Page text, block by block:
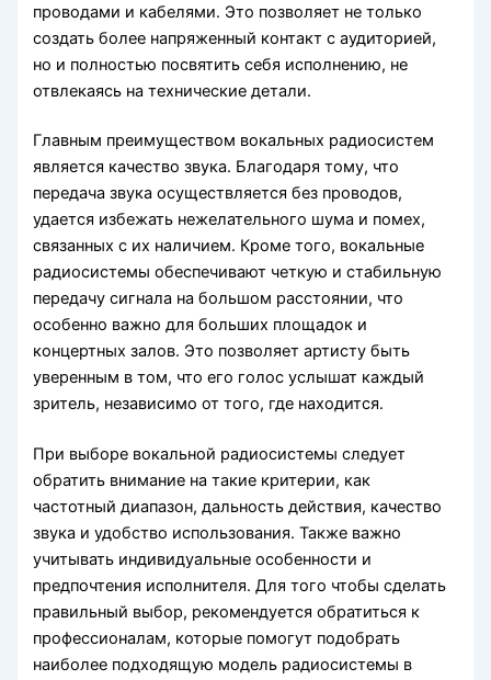
проводами и кабелями. Это позволяет не только
создать более напряженный контакт с аудиторией,
но и полностью посвятить себя исполнению, не
отвлекаясь на технические детали.
Главным преимуществом вокальных радиосистем
является качество звука. Благодаря тому, что
передача звука осуществляется без проводов,
удается избежать нежелательного шума и помех,
связанных с их наличием. Кроме того, вокальные
радиосистемы обеспечивают четкую и стабильную
передачу сигнала на большом расстоянии, что
особенно важно для больших площадок и
концертных залов. Это позволяет артисту быть
уверенным в том, что его голос услышат каждый
зритель, независимо от того, где находится.
При выборе вокальной радиосистемы следует
обратить внимание на такие критерии, как
частотный диапазон, дальность действия, качество
звука и удобство использования. Также важно
учитывать индивидуальные особенности и
предпочтения исполнителя. Для того чтобы сделать
правильный выбор, рекомендуется обратиться к
профессионалам, которые помогут подобрать
наиболее подходящую модель радиосистемы в